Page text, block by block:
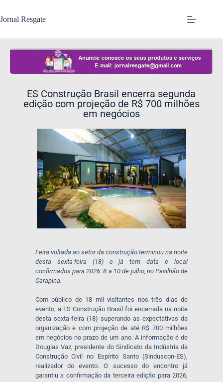
Jornal Resgate
ES Construção Brasil encerra segunda
edição com projeção de R$ 700 milhões
em negócios
Feira voltada ao setor da construção terminou na noite
desta sexta-feira (18) e já tem data e local
confirmados para 2026: 8 a 10 de julho, no Pavilhão de
Carapina.
Com público de 18 mil visitantes nos três dias de
evento, a ES Construção Brasil foi encerrada na noite
desta sexta-feira (18) superando as expectativas da
organização e com projeção de até R$ 700 milhões
em negócios no prazo de um ano. A informação é de
Douglas Vaz, presidente do Sindicato da Indústria da
Construção Civil no Espírito Santo (Sinduscon-ES),
realizador do evento. O sucesso do encontro já
garantiu a confirmação da terceira edição para 2026,